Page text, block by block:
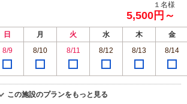
１名様
5,500円～
日 月 火 水 木
金
8/9 8/10 8/11 8/12 8/13 8/14
この施設のプランをもっと見る